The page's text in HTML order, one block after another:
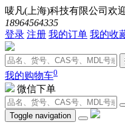
唛凡(上海)科技有限公司欢
18964564335
登录 注册 我的订单 我的收
我的购物车0
微信下单
Toggle navigation